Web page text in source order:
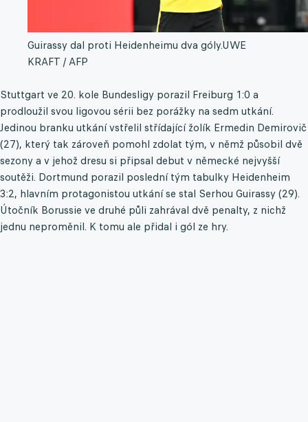
Guirassy dal proti Heidenheimu dva góly.UWE
KRAFT / AFP
Stuttgart ve 20. kole Bundesligy porazil Freiburg 1:0 a
prodloužil svou ligovou sérii bez porážky na sedm utkání.
Jedinou branku utkání vstřelil střídající žolík Ermedin Demirovič
(27), který tak zároveň pomohl zdolat tým, v němž působil dvě
sezony a v jehož dresu si připsal debut v německé nejvyšší
soutěži. Dortmund porazil poslední tým tabulky Heidenheim
3:2, hlavním protagonistou utkání se stal Serhou Guirassy (29).
Útočník Borussie ve druhé půli zahrával dvě penalty, z nichž
jednu neproměnil. K tomu ale přidal i gól ze hry.